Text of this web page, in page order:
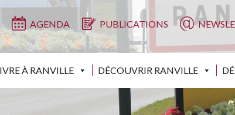
AGENDA PUBLICATIONS
À RANVILLE DÉCOUVRIR RANVILLE